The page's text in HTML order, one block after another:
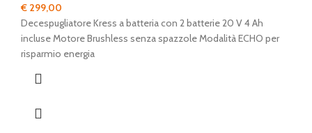
€ 299,00
Decespugliatore Kress a batteria con 2 batterie 20 V 4 Ah
incluse Motore Brushless senza spazzole Modalità ECHO per
risparmio energia